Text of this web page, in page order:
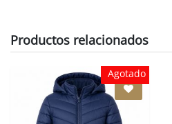
Productos relacionados
Agotado